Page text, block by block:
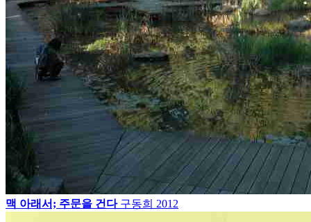
맥 아래서; 주문을 건다 구동희 2012